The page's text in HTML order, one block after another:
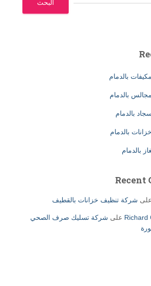
البحث
بالدمام
بالدمام
بالدمام
بالدمام
بالدمام
Recent
على شركة تنظيف خزانات بالقطيف
Richard على شركة تسليك صرف الصحي